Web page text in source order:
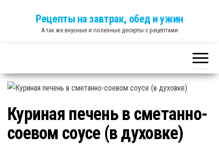
Рецепты на завтрак, обед и ужин
А так же вкусные и полезные десерты с рецептами
Куриная печень в сметанно-
соевом соусе (в духовке)